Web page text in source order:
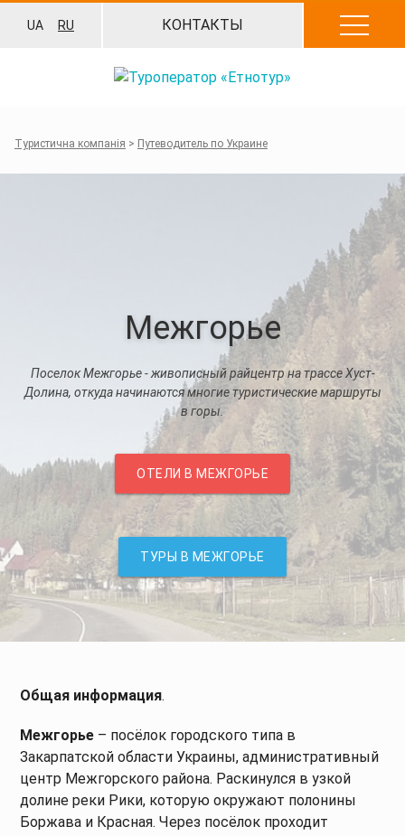
UA RU КОНТАКТЫ
Туристична компанія > Путеводитель по Украине
Межгорье
Поселок Межгорье - живописный райцентр на трассе Хуст-
Долина, откуда начинаются многие туристические маршруты
в горы.
ОТЕЛИ В МЕЖГОРЬЕ
ТУРЫ В МЕЖГОРЬЕ
Общая информация.
Межгорье – посёлок городского типа в
Закарпатской области Украины, административный
центр Межгорского района. Раскинулся в узкой
долине реки Рики, которую окружают полонины
Боржава и Красная. Через посёлок проходит